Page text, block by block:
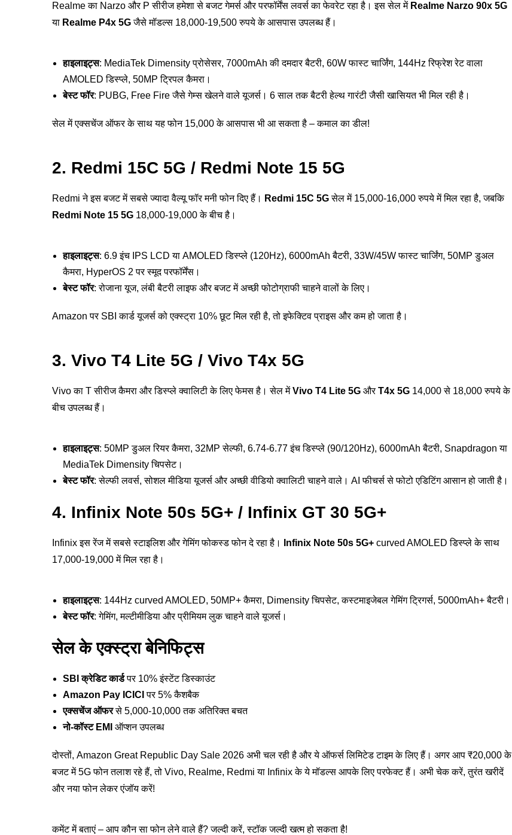
Realme का Narzo और P सीरीज हमेशा से बजट गेमर्स और परफॉर्मेंस लवर्स का फेवरेट रहा है। इस सेल में Realme Narzo 90x 5G
या Realme P4x 5Gजैसे मॉडल्स 18,000-19,500 रुपये के आसपास उपलब्ध हैं।
हाइलाइट्स: MediaTek Dimensity प्रोसेसर, 7000mAh की दमदार बैटरी, 60W फास्ट चार्जिंग, 144Hz रिफ्रेश रेट वाला
AMOLED डिस्प्ले, 50MP ट्रिपल कैमरा।
बेस्ट फॉर: PUBG, Free Fire जैसे गेम्स खेलने वाले यूजर्स। 6 साल तक बैटरी हेल्थ गारंटी जैसी खासियत भी मिल रही है।
सेल में एक्सचेंज ऑफर के साथ यह फोन 15,000 के आसपास भी आ सकता है – कमाल का डील!
2. Redmi 15C 5G / Redmi Note 15 5G
Redmi ने इस बजट में सबसे ज्यादा वैल्यू फॉर मनी फोन दिए हैं। Redmi 15C 5Gसेल में 15,000-16,000 रुपये में मिल रहा है, जबकि
Redmi Note 15 5G 18,000-19,000 के बीच है।
हाइलाइट्स: 6.9 इंच IPS LCD या AMOLED डिस्प्ले (120Hz), 6000mAh बैटरी, 33W/45W फास्ट चार्जिंग, 50MP डुअल
कैमरा, HyperOS 2 पर स्मूद परफॉर्मेंस।
बेस्ट फॉर: रोजाना यूज, लंबी बैटरी लाइफ और बजट में अच्छी फोटोग्राफी चाहने वालों के लिए।
Amazon पर SBI कार्ड यूजर्स को एक्स्ट्रा 10% छूट मिल रही है, तो इफेक्टिव प्राइस और कम हो जाता है।
3. Vivo T4 Lite 5G / Vivo T4x 5G
Vivo का T सीरीज कैमरा और डिस्प्ले क्वालिटी के लिए फेमस है। सेल मेंVivo T4 Lite 5G औरT4x 5G 14,000 से 18,000 रुपये के
बीच उपलब्ध हैं।
हाइलाइट्स: 50MP डुअल रियर कैमरा, 32MP सेल्फी, 6.74-6.77 इंच डिस्प्ले (90/120Hz), 6000mAh बैटरी, Snapdragon या
MediaTek Dimensity चिपसेट।
बेस्ट फॉर: सेल्फी लवर्स, सोशल मीडिया यूजर्स और अच्छी वीडियो क्वालिटी चाहने वाले। AI फीचर्स से फोटो एडिटिंग आसान हो जाती है।
4. Infinix Note 50s 5G+ / Infinix GT 30 5G+
Infinix इस रेंज में सबसे स्टाइलिश और गेमिंग फोकस्ड फोन दे रहा है। Infinix Note 50s 5G+ curved AMOLED डिस्प्ले के साथ
17,000-19,000 में मिल रहा है।
हाइलाइट्स: 144Hz curved AMOLED, 50MP+ कैमरा, Dimensity चिपसेट, कस्टमाइजेबल गेमिंग ट्रिगर्स, 5000mAh+ बैटरी।
बेस्ट फॉर: गेमिंग, मल्टीमीडिया और प्रीमियम लुक चाहने वाले यूजर्स।
सेल के एक्स्ट्रा बेनिफिट्स
SBI क्रेडिट कार्डपर 10% इंस्टेंट डिस्काउंट
Amazon Pay ICICI पर 5% कैशबैक
एक्सचेंज ऑफरसे 5,000-10,000 तक अतिरिक्त बचत
नो-कॉस्ट EMI ऑप्शन उपलब्ध
दोस्तों, Amazon Great Republic Day Sale 2026 अभी चल रही है और ये ऑफर्स लिमिटेड टाइम के लिए हैं। अगर आप ₹20,000 के
बजट में 5G फोन तलाश रहे हैं, तो Vivo, Realme, Redmi या Infinix के ये मॉडल्स आपके लिए परफेक्ट हैं। अभी चेक करें, तुरंत खरीदें
और नया फोन लेकर एंजॉय करें!
कमेंट में बताएं – आप कौन सा फोन लेने वाले हैं? जल्दी करें, स्टॉक जल्दी खत्म हो सकता है!